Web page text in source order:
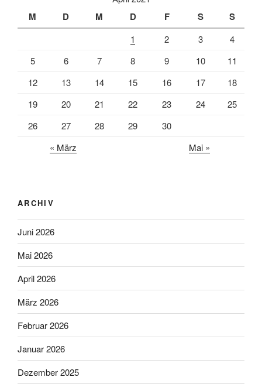
M D M D F S S
1 2 3
4
5
6 7 8 9 10
11
12
13 14 15 16 17
18
19
20 21 22 23 24
25
26
27 28 29
30
« März
Mai »
ARCHIV
Juni 2026
Mai 2026
April 2026
März 2026
Februar 2026
Januar 2026
Dezember 2025